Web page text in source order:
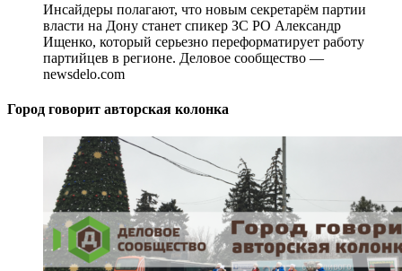
Инсайдеры полагают, что новым секретарём партии
власти на Дону станет спикер ЗС РО Александр
Ищенко, который серьезно переформатирует работу
партийцев в регионе. Деловое сообщество —
newsdelo.com
Город говорит авторская колонка